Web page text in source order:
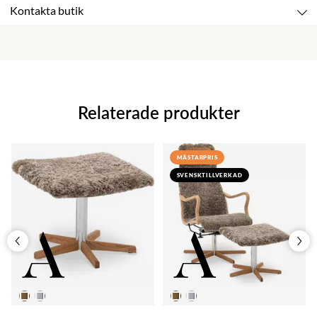
Kontakta butik
Relaterade produkter
MÄSTARPRIS
SVENSKTILLVERKAD